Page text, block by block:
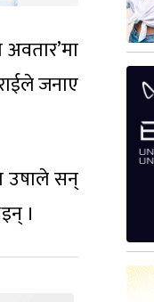
जनाए
उषाले सन्
।